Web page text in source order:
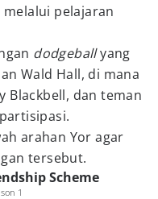
pelajaran
dodgeballyang
Wald Hall, di mana
Blackbell, dan teman
arahan Yor agar
tersebut.
Scheme
1